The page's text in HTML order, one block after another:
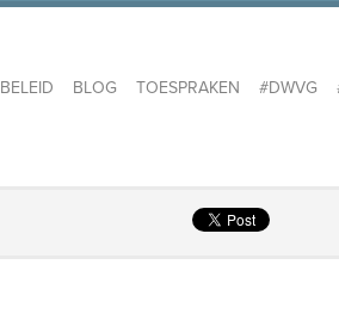
BELEID BLOG TOESPRAKEN #DWVG